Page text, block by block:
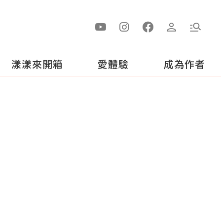
漾漾來開箱 愛體驗 成為作者